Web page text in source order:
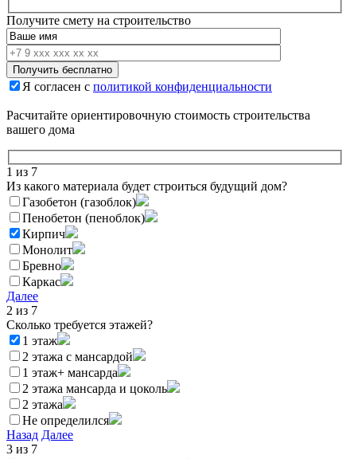
Получите смету на строительство
Я согласен с политикой конфиденциальности
Расчитайте ориентировочную стоимость строительства
вашего дома
1 из 7
Из какого материала будет строиться будущий дом?
Газобетон (газоблок)
Пенобетон (пеноблок)
Кирпич
Монолит
Бревно
Каркас
Далее
2 из 7
Сколько требуется этажей?
1 этаж
2 этажа с мансардой
1 этаж+ мансарда
2 этажа мансарда и цоколь
2 этажа
Не определился
Назад Далее
3 из 7